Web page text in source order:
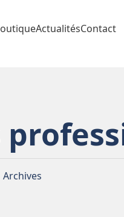
ActualitésContact
Archives